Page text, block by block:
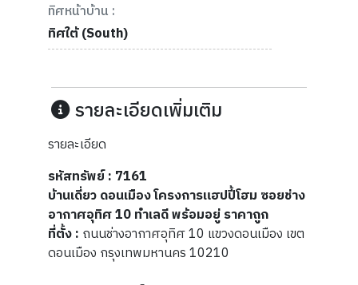
ทิศหน้าบ้าน :
ทิศใต้ (South)
รายละเอียดเพิ่มเติม
รายละเอียด
รหัสทรัพย์ : 7161
บ้านเดี่ยว ดอนเมือง โครงการแฮปปี้โฮม ซอยช่าง
อากาศอุทิศ 10 ทำเลดี พร้อมอยู่ ราคาถูก
ที่ตั้ง : ถนนช่างอากาศอุทิศ 10 แขวงดอนเมือง เขต
ดอนเมือง กรุงเทพมหานคร 10210